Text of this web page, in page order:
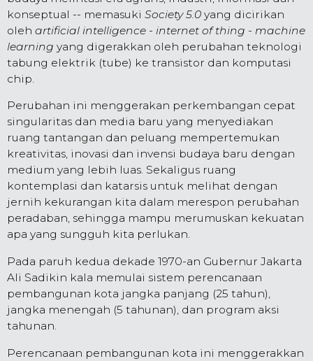
konseptual -- memasuki Society 5.0 yang dicirikan
oleh artificial intelligence - internet of thing - machine
learning yang digerakkan oleh perubahan teknologi
tabung elektrik (tube) ke transistor dan komputasi
chip.
Perubahan ini menggerakan perkembangan cepat
singularitas dan media baru yang menyediakan
ruang tantangan dan peluang mempertemukan
kreativitas, inovasi dan invensi budaya baru dengan
medium yang lebih luas. Sekaligus ruang
kontemplasi dan katarsis untuk melihat dengan
jernih kekurangan kita dalam merespon perubahan
peradaban, sehingga mampu merumuskan kekuatan
apa yang sungguh kita perlukan.
Pada paruh kedua dekade 1970-an Gubernur Jakarta
Ali Sadikin kala memulai sistem perencanaan
pembangunan kota jangka panjang (25 tahun),
jangka menengah (5 tahunan), dan program aksi
tahunan.
Perencanaan pembangunan kota ini menggerakkan